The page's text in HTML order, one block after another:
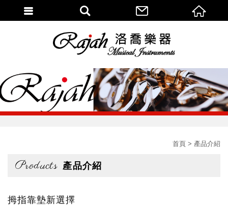
首頁 產品介紹
Products 產品介紹
拇指靠墊新選擇